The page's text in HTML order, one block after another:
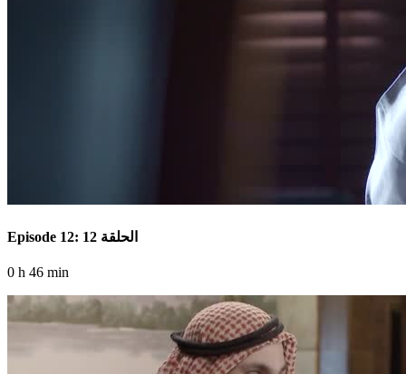
Episode 12: الحلقة 12
0 h 46 min